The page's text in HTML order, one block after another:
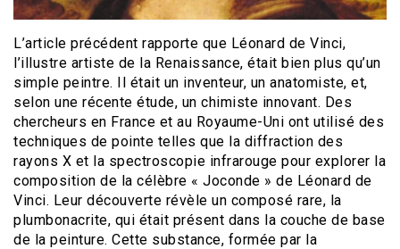
L’article précédent rapporte que Léonard de Vinci,
l’illustre artiste de la Renaissance, était bien plus qu’un
simple peintre. Il était un inventeur, un anatomiste, et,
selon une récente étude, un chimiste innovant. Des
chercheurs en France et au Royaume-Uni ont utilisé des
techniques de pointe telles que la diffraction des
rayons X et la spectroscopie infrarouge pour explorer la
composition de la célèbre « Joconde » de Léonard de
Vinci. Leur découverte révèle un composé rare, la
plumbonacrite, qui était présent dans la couche de base
de la peinture. Cette substance, formée par la